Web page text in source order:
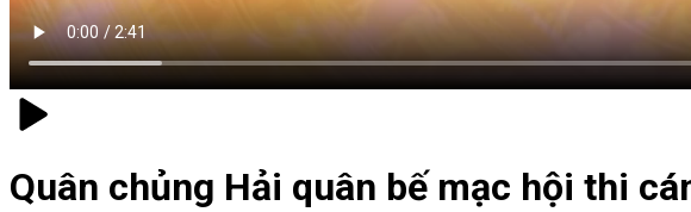
Quân chủng Hải quân bế mạc hội thi